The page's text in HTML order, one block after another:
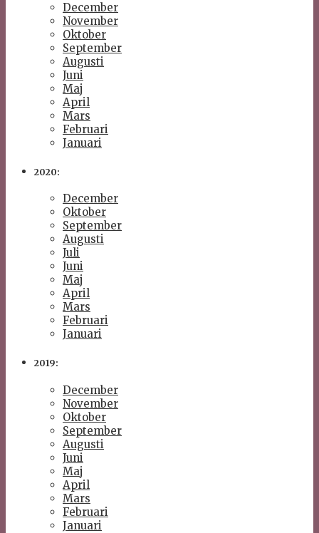
December
November
Oktober
September
Augusti
Juni
Maj
April
Mars
Februari
Januari
2020:
December
Oktober
September
Augusti
Juli
Juni
Maj
April
Mars
Februari
Januari
2019:
December
November
Oktober
September
Augusti
Juni
Maj
April
Mars
Februari
Januari